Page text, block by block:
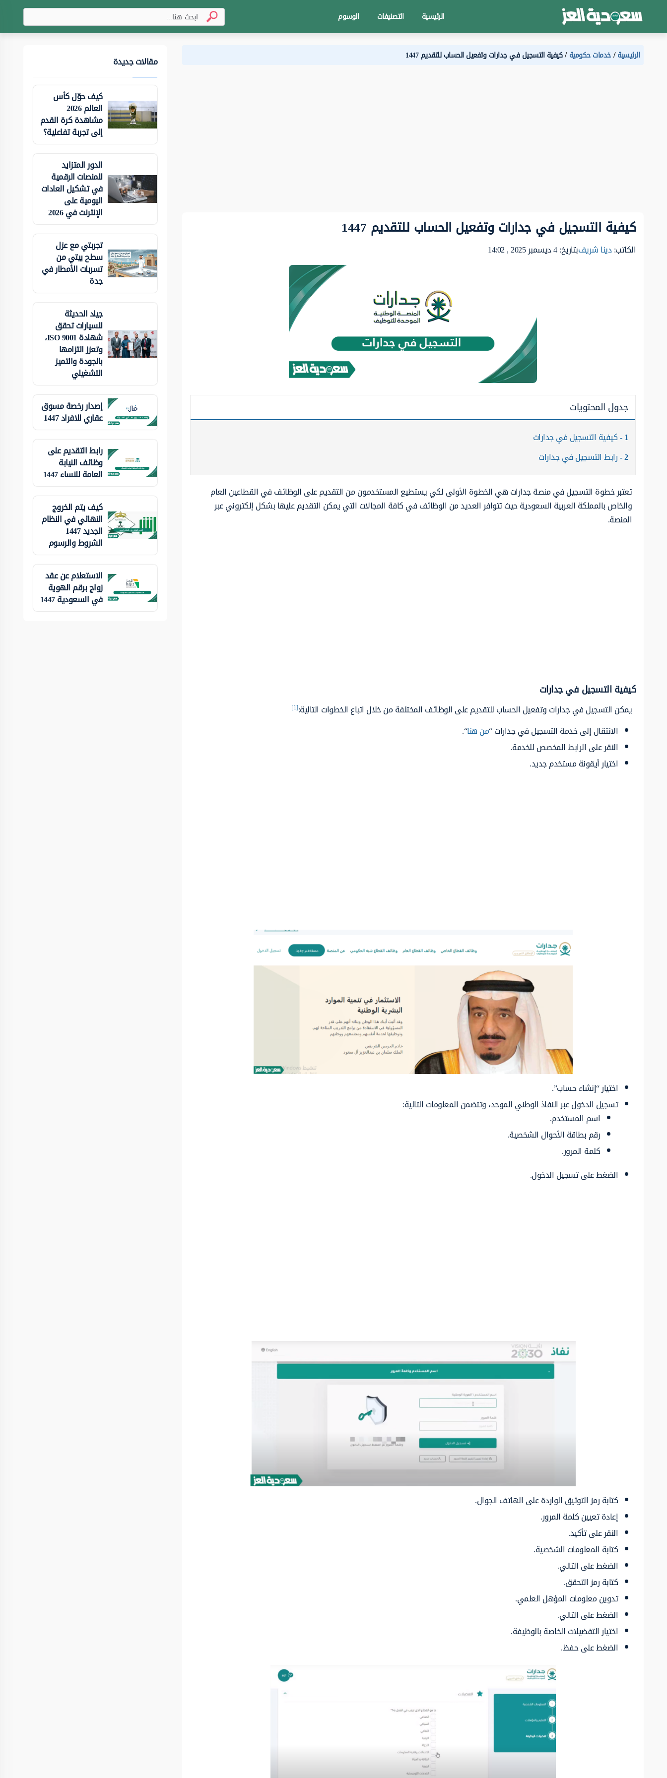
الرئيسية التصنيفات الوسوم
الرئيسية خدمات حكومية كيفية التسجيل في جدارات وتفعيل الحساب للتقديم 1447
كيفية التسجيل في جدارات وتفعيل الحساب للتقديم 1447
الكاتب:دينا شريفبتاريخ: 4 ديسمبر 2025 , 14:02
جدول المحتويات
1 كيفية التسجيل في جدارات
2 رابط التسجيل في جدارات
تعتبر خطوة التسجيل في منصة جدارات هي الخطوة الأولى لكي يستطيع المستخدمون من التقديم على الوظائف في القطاعين العام
والخاص بالمملكة العربية السعودية حيث تتوافر العديد من الوظائف في كافة المجالات التي يمكن التقديم عليها بشكل إلكتروني عبر
المنصة.
كيفية التسجيل في جدارات
يمكن التسجيل في جدارات وتفعيل الحساب للتقديم على الوظائف المختلفة من خلال اتباع الخطوات التالية:[1]
الانتقال إلى خدمة التسجيل في جدارات “من هنا“.
النقر على الرابط المخصص للخدمة.
اختيار أيقونة مستخدم جديد.
اختيار “إنشاء حساب”.
تسجيل الدخول عبر النفاذ الوطني الموحد، وتتضمن المعلومات التالية:
اسم المستخدم.
رقم بطاقة الأحوال الشخصية.
كلمة المرور.
الضغط على تسجيل الدخول.
كتابة رمز التوثيق الواردة على الهاتف الجوال.
إعادة تعيين كلمة المرور.
النقر على تأكيد.
كتابة المعلومات الشخصية.
الضغط على التالي.
كتابة رمز التحقق.
تدوين معلومات المؤهل العلمي.
الضغط على التالي.
اختيار التفضيلات الخاصة بالوظيفة.
الضغط على حفظ.
مقالات جديدة
كيف حوّل كأس
العالم 2026
مشاهدة كرة القدم
إلى تجربة تفاعلية؟
الدور المتزايد
للمنصات الرقمية
في تشكيل العادات
اليومية على
الإنترنت في 2026
تجربتي مع عزل
سطح بيتي من
تسربات الأمطار في
جدة
جياد الحديثة
للسيارات تحقق
شهادة ISO 9001،
وتعزز التزامها
بالجودة والتميز
التشغيلي
إصدار رخصة مسوق
عقاري للافراد 1447
رابط التقديم على
وظائف النيابة
العامة للنساء 1447
كيف يتم الخروج
النهائي في النظام
الجديد 1447
الشروط والرسوم
الاستعلام عن عقد
زواج برقم الهوية
في السعودية 1447